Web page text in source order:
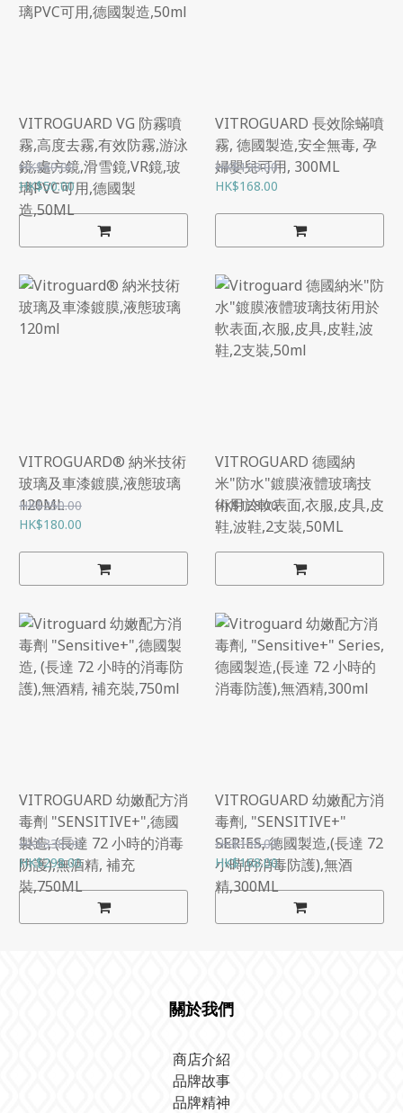
VITROGUARD VG 防霧噴
霧,高度去霧,有效防霧,游泳
鏡,處方鏡,滑雪鏡,VR鏡,玻
璃PVC可用,德國製
造,50ML
HK$60.00
HK$50.00
VITROGUARD 長效除蟎噴
霧, 德國製造,安全無毒, 孕
婦嬰兒可用, 300ML
HK$198.00
HK$168.00
VITROGUARD® 納米技術
玻璃及車漆鍍膜,液態玻璃
120ML
HK$250.00
HK$180.00
VITROGUARD 德國納
米"防水"鍍膜液體玻璃技
術用於軟表面,衣服,皮具,皮
鞋,波鞋,2支裝,50ML
HK$128.00
VITROGUARD 幼嫩配方消
毒劑 "SENSITIVE+",德國
製造, (長達 72 小時的消毒
防護),無酒精, 補充
裝,750ML
HK$338.00
HK$298.00
VITROGUARD 幼嫩配方消
毒劑, "SENSITIVE+"
SERIES, 德國製造,(長達 72
小時的消毒防護),無酒
精,300ML
HK$198.00
HK$168.00
關於我們
商店介紹
品牌故事
品牌精神